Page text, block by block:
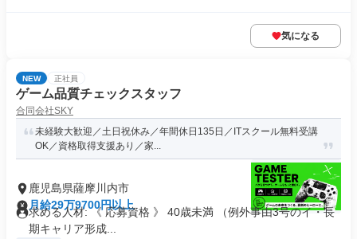
気になる
NEW 正社員
ゲーム品質チェックスタッフ
合同会社SKY
未経験大歓迎／土日祝休み／年間休日135日／ITスクール無料受講
OK／資格取得支援あり／家...
鹿児島県薩摩川内市
月給29万9700円以上
求める人材: 《 応募資格 》 40歳未満 （例外事由3号のイ・長
期キャリア形成...